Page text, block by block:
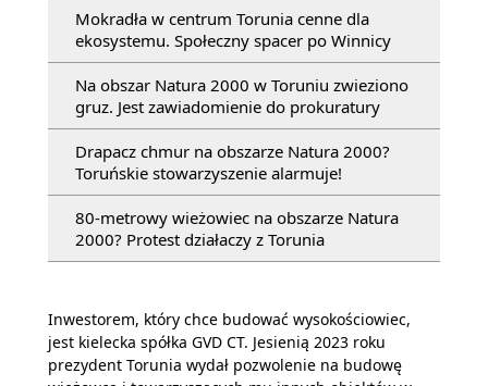
Mokradła w centrum Torunia cenne dla
ekosystemu. Społeczny spacer po Winnicy
Na obszar Natura 2000 w Toruniu zwieziono
gruz. Jest zawiadomienie do prokuratury
Drapacz chmur na obszarze Natura 2000?
Toruńskie stowarzyszenie alarmuje!
80-metrowy wieżowiec na obszarze Natura
2000? Protest działaczy z Torunia
Inwestorem, który chce budować wysokościowiec,
jest kielecka spółka GVD CT. Jesienią 2023 roku
prezydent Torunia wydał pozwolenie na budowę